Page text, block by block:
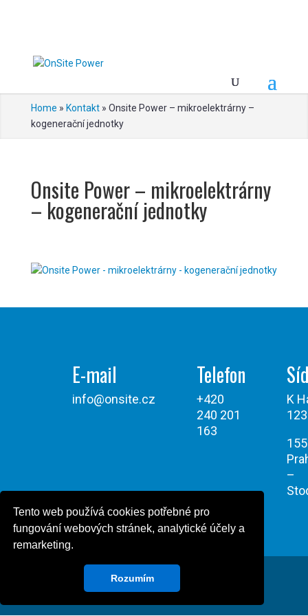
Tento web používá cookies potřebné pro
fungování webových stránek, analytické účely a
remarketing.
Rozumím
Home » Kontakt» Onsite Power – mikroelektrárny –
kogenerační jednotky
Onsite Power – mikroelektrárny
– kogenerační jednotky
E-mail
info@onsite.cz
Telefon
+420
240 201
163
K
–
Všechna práva vyhrazena © Onsite Power 2026